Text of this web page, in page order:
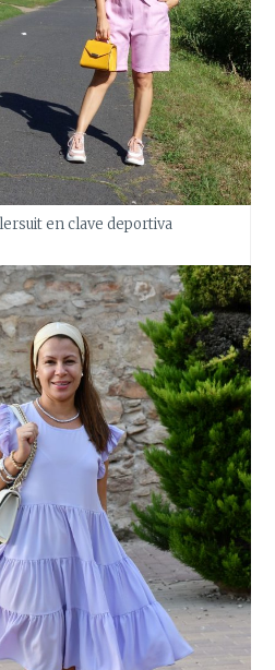
en clave deportiva